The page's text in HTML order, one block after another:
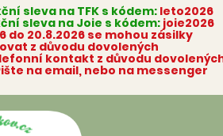
sleva na TFK s kódem: leto2026
sleva na Joie s kódem: joie2026
do 20.8.2026 se mohou zásilky
z důvodu dovolených
kontakt z důvodu
na email, nebo na messenger